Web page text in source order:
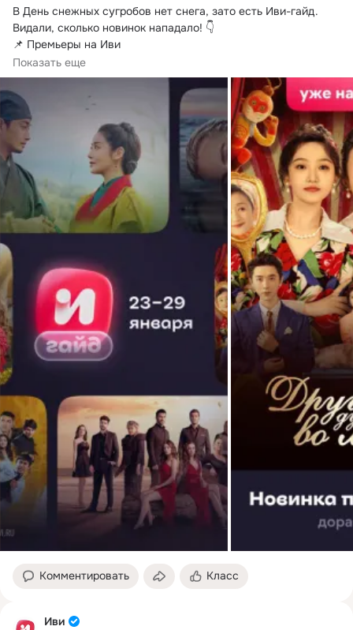
В День снежных сугробов нет снега, зато есть Иви-гайд.
Видали, сколько новинок нападало! 👇
📌 Премьеры на Иви
📼  | Уже на Иви
Замкнутая девушка меняется телами со своей бабулей-
экстравертом. Фэн...
Показать еще
Комментировать Класс
Иви